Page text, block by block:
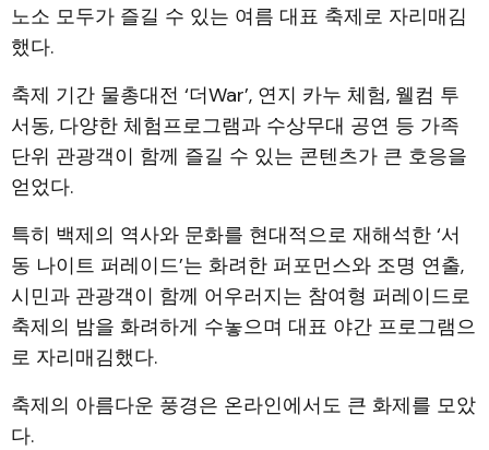
노소 모두가 즐길 수 있는 여름 대표 축제로 자리매김
했다.
축제 기간 물총대전 ‘더War’, 연지 카누 체험, 웰컴 투
서동, 다양한 체험프로그램과 수상무대 공연 등 가족
단위 관광객이 함께 즐길 수 있는 콘텐츠가 큰 호응을
얻었다.
특히 백제의 역사와 문화를 현대적으로 재해석한 ‘서
동 나이트 퍼레이드’는 화려한 퍼포먼스와 조명 연출,
시민과 관광객이 함께 어우러지는 참여형 퍼레이드로
축제의 밤을 화려하게 수놓으며 대표 야간 프로그램으
로 자리매김했다.
축제의 아름다운 풍경은 온라인에서도 큰 화제를 모았
다.